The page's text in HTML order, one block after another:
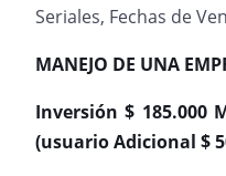
Seriales, Fechas de
MANEJO DE UNA
Inversión $ 185.000
(usuario Adicional $